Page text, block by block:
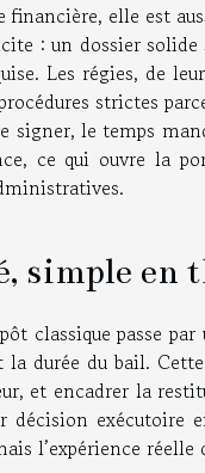
financière, elle est
: un dossier solide
Les régies, de
strictes
signer, le temps
ce qui ouvre la
simple en
classique passe
la durée du bail.
et encadrer la
décision
l’expérience